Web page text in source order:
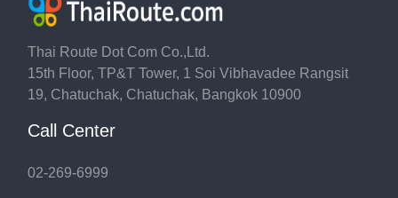
Thai Route Dot Com Co.,Ltd.
15th Floor, TP&T Tower, 1 Soi Vibhavadee Rangsit
19, Chatuchak, Chatuchak, Bangkok 10900
Call Center
02-269-6999